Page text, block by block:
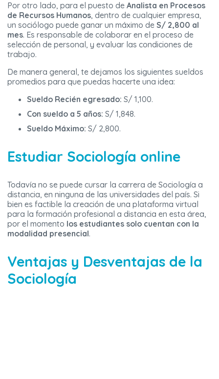
Por otro lado, para el puesto de Analista en Procesos
de Recursos Humanos, dentro de cualquier empresa,
un sociólogo puede ganar un máximo de S/ 2,800 al
mes. Es responsable de colaborar en el proceso de
selección de personal, y evaluar las condiciones de
trabajo.
De manera general, te dejamos los siguientes sueldos
promedios para que puedas hacerte una idea:
Sueldo Recién egresado: S/ 1,100.
Con sueldo a 5 años: S/ 1,848.
Sueldo Máximo: S/ 2,800.
Estudiar Sociología online
Todavía no se puede cursar la carrera de Sociología a
distancia, en ninguna de las universidades del país. Si
bien es factible la creación de una plataforma virtual
para la formación profesional a distancia en esta área,
por el momento los estudiantes solo cuentan con la
modalidad presencial.
Ventajas y Desventajas de la
Sociología